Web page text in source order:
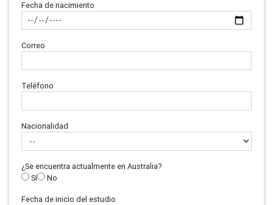
Fecha de nacimiento
Correo
Teléfono
Nacionalidad
¿Se encuentra actualmente en Australia?
Sí
No
Fecha de inicio del estudio